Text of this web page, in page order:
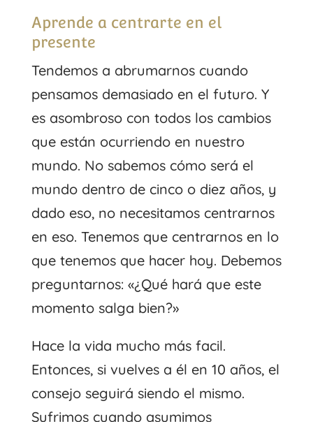
Aprende a centrarte en el
presente
Tendemos a abrumarnos cuando
pensamos demasiado en el futuro. Y
es asombroso con todos los cambios
que están ocurriendo en nuestro
mundo. No sabemos cómo será el
mundo dentro de cinco o diez años, y
dado eso, no necesitamos centrarnos
en eso. Tenemos que centrarnos en lo
que tenemos que hacer hoy. Debemos
preguntarnos: «¿Qué hará que este
momento salga bien?»
Hace la vida mucho más facil.
Entonces, si vuelves a él en 10 años, el
consejo seguirá siendo el mismo.
Sufrimos cuando asumimos